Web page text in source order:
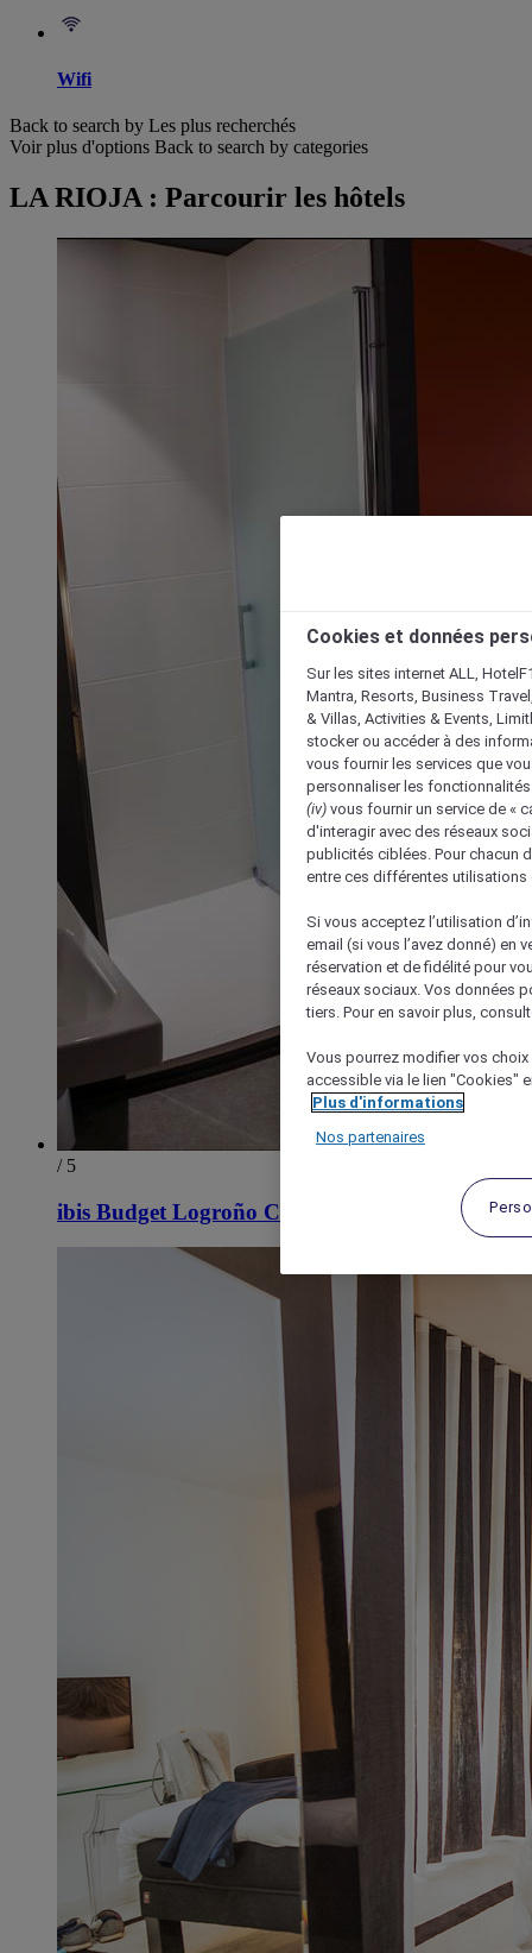
Wifi
Back to search by Les plus recherchés
Voir plus d'options Back to search by categories
LA RIOJA : Parcourir les hôtels
/ 5
ibis Budget Logroño Center
Cookies et données
Sur les sites internet ALL,
Mantra, Resorts, Business
& Villas, Activities & Events,
stocker ou accéder à des
vous fournir les services que
personnaliser les
(iv) vous fournir un service de «
d'interagir avec des réseaux
publicités ciblées. Pour chacun
entre ces différentes utilisations
Si vous acceptez l’utilisation
email (si vous l’avez donné) en
réservation et de fidélité pour
réseaux sociaux. Vos données
tiers. Pour en savoir plus,
Vous pourrez modifier vos
accessible via le lien "Cookies"
Plus d'informations
Nos partenaires